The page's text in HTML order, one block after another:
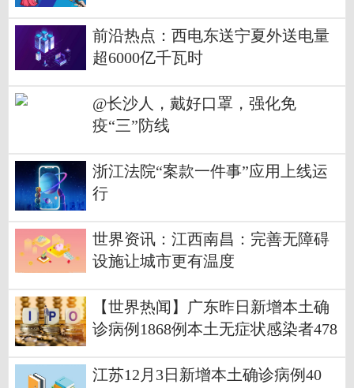
前沿热点：西电东送宁夏外送电量
超6000亿千瓦时
@长沙人，戴好口罩，强化免
疫“三”防线
浙江法院“案款一件事”应用上线运
行
世界资讯：江西南昌：完善无障碍
设施让城市更有温度
【世界热闻】广东昨日新增本土确
诊病例1868例本土无症状感染者478
江苏12月3日新增本土确诊病例40